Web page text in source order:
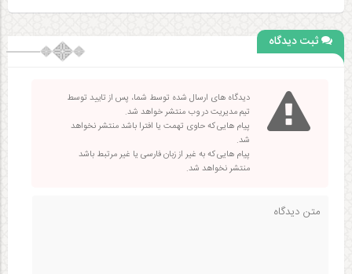
ثبت دیدگاه
دیدگاه های ارسال شده توسط شما، پس از تایید توسط
تیم مدیریت در وب منتشر خواهد شد.
پیام هایی که حاوی تهمت یا افترا باشد منتشر نخواهد
شد.
پیام هایی که به غیر از زبان فارسی یا غیر مرتبط باشد
منتشر نخواهد شد.